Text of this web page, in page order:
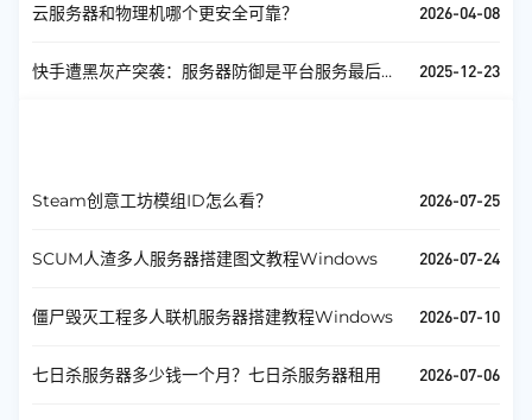
云服务器和物理机哪个更安全可靠？ 2026-04-08
快手遭黑灰产突袭：服务器防御是平台服务最后一
2025-12-23
Steam创意工坊模组ID怎么看？ 2026-07-25
SCUM人渣多人服务器搭建图文教程Windows 2026-07-24
僵尸毁灭工程多人联机服务器搭建教程Windows 2026-07-10
七日杀服务器多少钱一个月？七日杀服务器租用 2026-07-06